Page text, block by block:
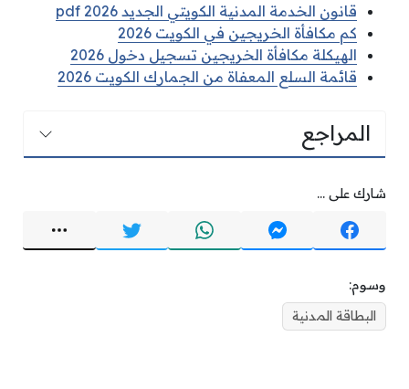
قانون الخدمة المدنية الكويتي الجديد pdf 2026
كم مكافأة الخريجين في الكويت 2026
الهيكلة مكافأة الخريجين تسجيل دخول 2026
قائمة السلع المعفاة من الجمارك الكويت 2026
المراجع
شارك على ...
وسوم:
البطاقة المدنية